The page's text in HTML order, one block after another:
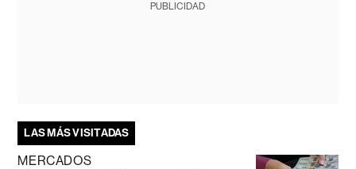
PUBLICIDAD
LAS MÁS VISITADAS
MERCADOS